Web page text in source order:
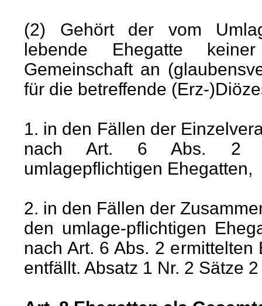
(2) Gehört der vom
lebende Ehegatte
Gemeinschaft an
für die betreffende (Erz-
1. in den Fällen der
nach Art. 6 Abs. 2
umlagepflichtigen Ehegatten,
2. in den Fällen der
den umlage-pflichtigen
nach Art. 6 Abs. 2
entfällt. Absatz 1 Nr. 2 Sätze